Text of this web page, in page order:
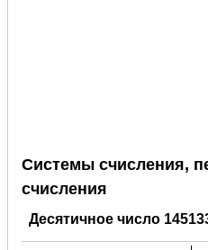
Системы счисления,
счисления
Десятичное число